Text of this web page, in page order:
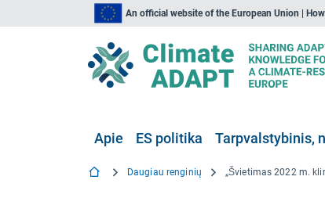
An official website of the European Union |
Apie ES politika Tarpvalstybinis,
Daugiau renginių